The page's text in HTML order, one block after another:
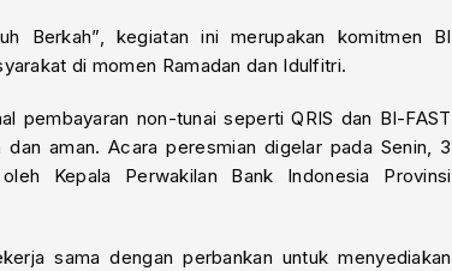
Berkah”, kegiatan ini merupakan komitmen BI
di momen Ramadan dan Idulfitri.
pembayaran non-tunai seperti QRIS dan BI-FAST
aman. Acara peresmian digelar pada Senin, 3
Kepala Perwakilan Bank Indonesia Provinsi
sama dengan perbankan untuk menyediakan